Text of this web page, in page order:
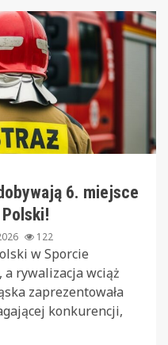
6. miejsce
122
w Sporcie
a rywalizacja wciąż
zaprezentowała
konkurencji,